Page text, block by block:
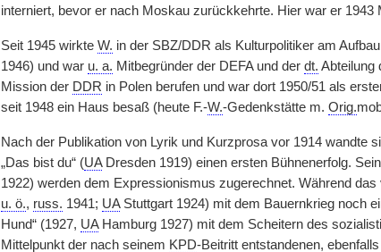
interniert, bevor er nach Moskau zurückkehrte. Hier war er 1943
Seit 1945 wirkte W. in der SBZ/DDR als Kulturpolitiker am
1946) und war u. a. Mitbegründer der DEFA und der dt. Abteilung
Mission der DDR in Polen berufen und war dort 1950/51 als
seit 1948 ein Haus besaß (heute F.-W.-Gedenkstätte m. Orig.
Nach der Publikation von Lyrik und Kurzprosa vor 1914 wandte
„Das bist du“ (UADresden 1919) einen ersten Bühnenerfolg.
1922) werden dem Expressionismus zugerechnet. Während
u. ö., russ. 1941; UAStuttgart 1924) mit dem Bauernkrieg noch
Hund“ (1927, UAHamburg 1927) mit dem Scheitern des
Mittelpunkt der nach seinem KPD-Beitritt entstandenen,